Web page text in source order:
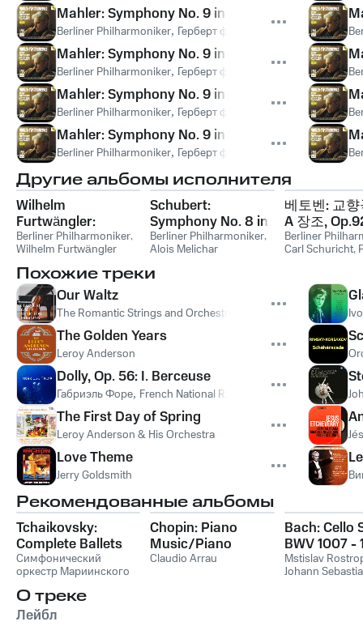
Mahler: Symphony No. 9 in D / 1. Satz - Etwas
Berliner Philharmoniker, Герберт фон Караян Густав Малер
Mahler: Symphony No. 9 in D / 1. Satz - (Horns)
Berliner Philharmoniker, Герберт фон Караян Густав Малер
Mahler: Symphony No. 9 in D / 1. Satz - Mit Wut.
Berliner Philharmoniker, Герберт фон Караян Густав Малер
Mahler: Symphony No. 9 in D / 1. Satz - (Brass)
Berliner Philharmoniker, Герберт фон Караян Густав Малер
Другие альбомы исполнителя
Wilhelm
Furtwängler:
Beethoven 5 – his
first ever recording
Berliner Philharmoniker,
Wilhelm Furtwängler
Schubert:
Symphony No. 8 in
B Minor, D. 759
"Unfinished"
Berliner Philharmoniker,
Alois Melichar
베토벤: 교
A 장조,
Berliner
Carl Schuricht,
Похожие треки
Our Waltz
The Romantic Strings and Orchestra
The Golden Years
Leroy Anderson
Dolly, Op. 56: I. Berceuse
Габриэль Форе, French National Radio Orchestra
The First Day of Spring
Leroy Anderson & His Orchestra
Love Theme
Jerry Goldsmith
Рекомендованные альбомы
Tchaikovsky:
Complete Ballets
Симфонический
оркестр Мариинского
Chopin: Piano
Music/Piano
Concertos
Claudio Arrau
Bach: Cello
BWV 1007 -
Mstislav
Johann
О треке
Лейбл